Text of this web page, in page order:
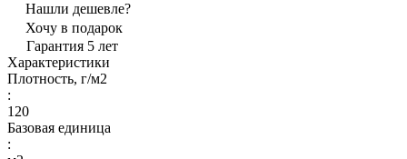
Нашли дешевле?
Хочу в подарок
Гарантия 5 лет
Характеристики
Плотность, г/м2
:
120
Базовая единица
: